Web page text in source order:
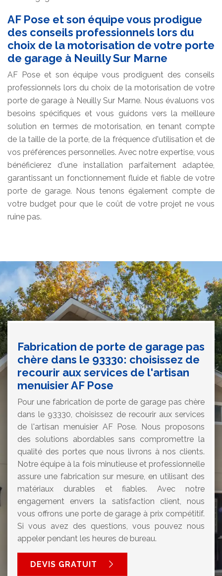
AF Pose et son équipe vous prodigue
des conseils professionnels lors du
choix de la motorisation de votre porte
de garage à Neuilly Sur Marne
AF Pose et son équipe vous prodiguent des conseils
professionnels lors du choix de la motorisation de votre
porte de garage à Neuilly Sur Marne. Nous évaluons vos
besoins spécifiques et vous guidons vers la meilleure
solution en termes de motorisation, en tenant compte
de la taille de la porte, de la fréquence d'utilisation et de
vos préférences personnelles. Avec notre expertise, vous
bénéficierez d'une installation parfaitement adaptée,
garantissant un fonctionnement fluide et fiable de votre
porte de garage. Nous tenons également compte de
votre budget pour que le coût de votre projet ne vous
ruine pas.
Fabrication de porte de garage pas
chère dans le 93330: choisissez de
recourir aux services de l'artisan
menuisier AF Pose
Pour une fabrication de porte de garage pas chère
dans le 93330, choisissez de recourir aux services
de l'artisan menuisier AF Pose. Nous proposons
des solutions abordables sans compromettre la
qualité des portes que nous livrons à nos clients.
Notre équipe à la fois minutieuse et professionnelle
assure une fabrication sur mesure, en utilisant des
matériaux durables et fiables. Avec notre
engagement envers la satisfaction client, nous
vous offrons une porte de garage à prix compétitif.
Si vous avez des questions, vous pouvez nous
appeler pendant les heures de bureau.
DEVIS GRATUIT